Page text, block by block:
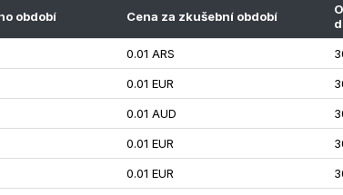
období Cena za zkušební období
0.01 ARS
0.01 EUR
0.01 AUD
0.01 EUR
0.01 EUR